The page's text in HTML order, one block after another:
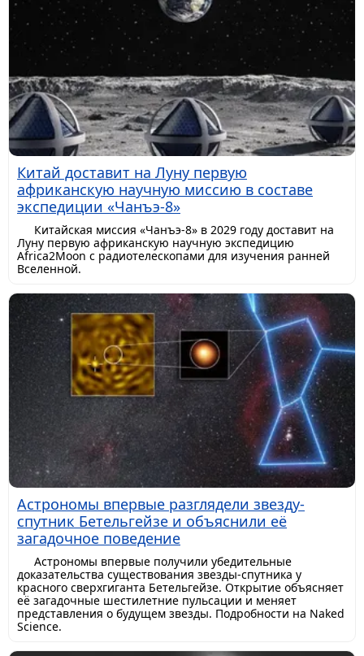
Китай доставит на Луну первую
африканскую научную миссию в составе
экспедиции «Чанъэ-8»
Китайская миссия «Чанъэ-8» в 2029 году доставит на
Луну первую африканскую научную экспедицию
Africa2Moon с радиотелескопами для изучения ранней
Вселенной.
Астрономы впервые разглядели звезду-
спутник Бетельгейзе и объяснили её
загадочное поведение
Астрономы впервые получили убедительные
доказательства существования звезды-спутника у
красного сверхгиганта Бетельгейзе. Открытие объясняет
её загадочные шестилетние пульсации и меняет
представления о будущем звезды. Подробности на Naked
Science.